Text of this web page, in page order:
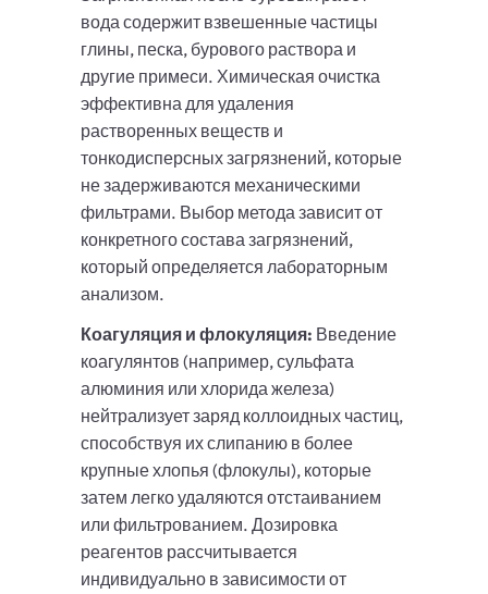
вода содержит взвешенные частицы
глины, песка, бурового раствора и
другие примеси. Химическая очистка
эффективна для удаления
растворенных веществ и
тонкодисперсных загрязнений, которые
не задерживаются механическими
фильтрами. Выбор метода зависит от
конкретного состава загрязнений,
который определяется лабораторным
анализом.
Коагуляция и флокуляция: Введение
коагулянтов (например, сульфата
алюминия или хлорида железа)
нейтрализует заряд коллоидных частиц,
способствуя их слипанию в более
крупные хлопья (флокулы), которые
затем легко удаляются отстаиванием
или фильтрованием. Дозировка
реагентов рассчитывается
индивидуально в зависимости от